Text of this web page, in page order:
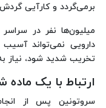
برمی‌گردد و کارآیی
میلیون‌ها نفر در
دارویی نمی‌تواند
تخریب شدید شود، نیاز
ارتباط با یک ماده
سروتونین پس از